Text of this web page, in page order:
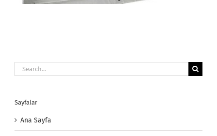
Search
for:
Sayfalar
Ana Sayfa